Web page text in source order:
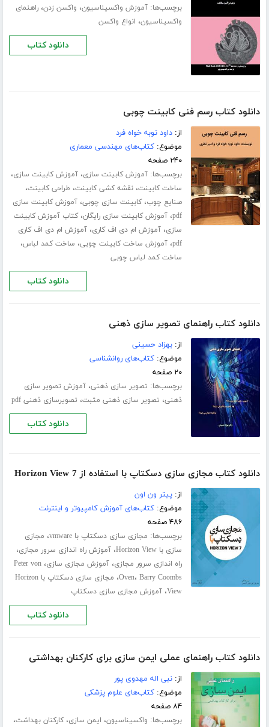
برچسب‌ها:آموزش واکسیناسیون، واکسن زدن،راهنمای
واکسیناسیون، انواع واکسن
دانلود کتاب
دانلود کتاب رسم فنی کابینت چوبی
از:داود توبه خواه فرد
موضوع:کتاب‌های مهندسی معماری
۲۴۰ صفحه
برچسب‌ها:آموزش کابینت سازی،آموزش کابینت سازی،
ساخت کابینت،نقشه کشی کابینت، طراحی کابینت،
صنایع چوب،کابینت سازی چوبی،آموزش کابینت سازی
pdf،آموزش کابینت سازی رایگان،کتاب آموزش کابینت
سازی،آموزش ام دی اف کاری،آموزش ام دی اف کاری
pdf،آموزش ساخت کابینت چوبی، ساخت کمد لباس،
ساخت کمد لباس چوبی
دانلود کتاب
دانلود کتاب راهنمای تصویر سازی ذهنی
از:بهزاد حسینی
موضوع:کتاب‌های روانشناسی
۲۰ صفحه
برچسب‌ها: تصویر سازی ذهنی،آموزش تصویر سازی
ذهنی، تصویر سازی ذهنی مثبت، تصویرسازی ذهنی pdf
دانلود کتاب
دانلود کتاب مجازی سازی دسکتاپ با استفاده از Horizon View 7
از:پیتر ون اون
موضوع:کتاب‌های آموزش کامپیوتر و اینترنت
۴۸۶ صفحه
برچسب‌ها: مجازی سازی دسکتاپ با vmware ، مجازی
سازی با Horizon View
،آموزش راه اندازی سرور مجازی،
راه اندازی سرور مجازی،آموزش مجازی سازی،Peter von
Oven، Barry Coombs ،
مجازی سازی دسکتاپ با Horizon
View،آموزش مجازی سازی دسکتاپ
دانلود کتاب
دانلود کتاب راهنمای عملی ایمن سازی برای کارکنان بهداشتی
از:نبی اله مهدوی پور
موضوع:کتاب‌های علوم پزشکی
۸۴ صفحه
برچسب‌ها: واکسیناسیون، ایمن سازی،کارکنان بهداشت،